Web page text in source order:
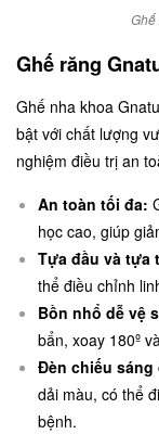
Ghế
Ghế răng
Ghế nha khoa
bật với chất lượng
nghiệm điều trị an
An toàn tối đa:
học cao, giúp
Tựa đầu và tựa
thể điều chỉnh
Bồn nhổ dễ vệ
bẩn, xoay 180º
Đèn chiếu
dải màu, có thể
bệnh.